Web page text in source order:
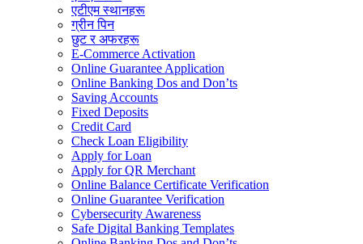
एटीएम स्थानहरू
ग्रीन पिन
छुट र अफरहरू
E-Commerce Activation
Online Guarantee Application
Online Banking Dos and Don’ts
Saving Accounts
Fixed Deposits
Credit Card
Check Loan Eligibility
Apply for Loan
Apply for QR Merchant
Online Balance Certificate Verification
Online Guarantee Verification
Cybersecurity Awareness
Safe Digital Banking Templates